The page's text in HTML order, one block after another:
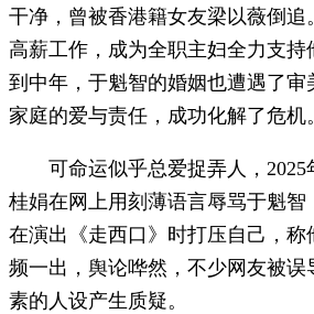
干净，曾被香港籍女友梁以薇倒
高薪工作，成为全职主妇全力支持
到中年，于魁智的婚姻也遭遇了
家庭的爱与责任，成功化解了危机。
可命运似乎总爱捉弄人，2025
桂娟在网上用刻薄语言辱骂于魁
在演出《走西口》时打压自己，称
频一出，舆论哗然，不少网友被
素的人设产生质疑。